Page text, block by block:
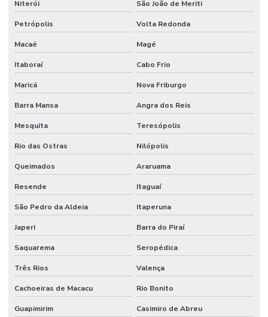
Píer de fibra de vidro
Píer fixo
Píer fixo preço
Píer fixo projeto
Píer flutuante
Píer flutuante de madeira
Píer flutuante modular
Píer flutuante a venda
Píer de madeira
Píer de madeira flutuante
Preço de píer fixo
Preço de píer flutuante
Niterói São João de Meriti
Petrópolis Volta Redonda
Macaé Magé
Itaboraí Cabo Frio
Maricá Nova Friburgo
Barra Mansa Angra dos Reis
Mesquita Teresópolis
Rio das Ostras Nilópolis
Queimados Araruama
Resende Itaguaí
São Pedro da Aldeia Itaperuna
Japeri Barra do Piraí
Saquarema Seropédica
Três Rios Valença
Cachoeiras de Macacu Rio Bonito
Guapimirim Casimiro de Abreu